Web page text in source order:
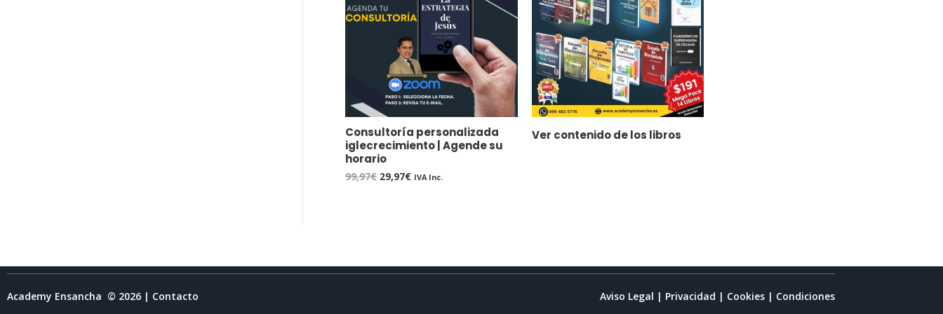
Consultoría personalizada
iglecrecimiento | Agende su
horario
99,97€ 29,97€ IVA Inc.
Ver contenido de los libros
Academy Ensancha © 2026 | Contacto Aviso Legal | Privacidad | Cookies | Condiciones